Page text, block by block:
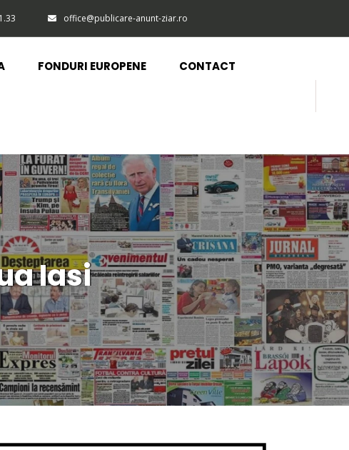
office@publicare-anunt-ziar.ro
FONDURI EUROPENE CONTACT
Iasi